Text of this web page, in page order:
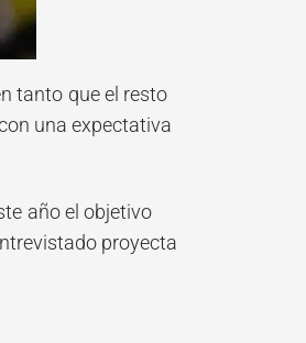
tanto que el resto
una expectativa
año el objetivo
proyecta